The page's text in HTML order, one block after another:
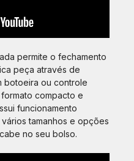
permite o fechamento
peça através de
botoeira ou controle
compacto e
funcionamento
tamanhos e opções
no seu bolso.